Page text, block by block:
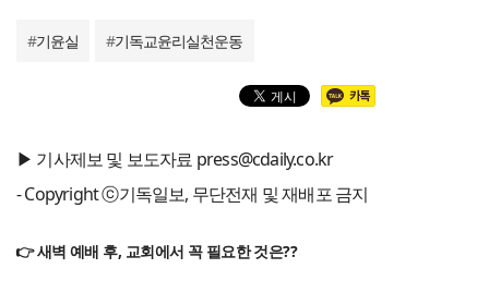
#기윤실 #기독교윤리실천운동
▶ 기사제보 및 보도자료 press@cdaily.co.kr
- Copyright ⓒ기독일보, 무단전재 및 재배포 금지
👉 새벽 예배 후, 교회에서 꼭 필요한 것은??